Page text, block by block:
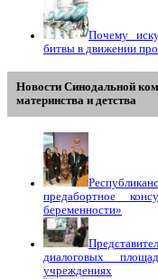
Почему
битвы в движении
Новости Синодальной
материнства и детства
предабортное
беременности»
диалоговых
учреждениях